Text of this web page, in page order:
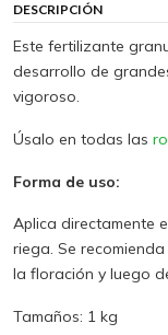
DESCRIPCIÓN
Este fertilizante
desarrollo de
vigoroso.
Úsalo en todas las
Forma de uso:
Aplica directamente
riega. Se
la floración y luego
Tamaños: 1 kg